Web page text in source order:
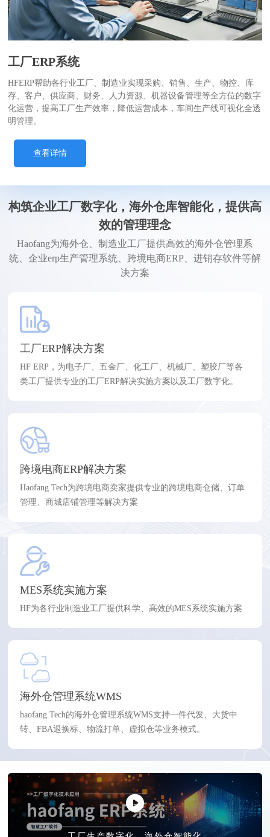
工厂ERP系统
HFERP帮助各行业工厂、制造业实现采购、销售、生产、物控、库
存、客户、供应商、财务、人力资源、机器设备管理等全方位的数字
化运营，提高工厂生产效率，降低运营成本，车间生产线可视化全透
明管理。
查看详情
构筑企业工厂数字化，海外仓库智能化，提供高
效的管理理念
Haofang为海外仓、制造业工厂提供高效的海外仓管理系
统、企业erp生产管理系统、跨境电商ERP、进销存软件等解
决方案
工厂ERP解决方案
HF ERP，为电子厂、五金厂、化工厂、机械厂、塑胶厂等各
类工厂提供专业的工厂ERP解决实施方案以及工厂数字化。
跨境电商ERP解决方案
Haofang Tech为跨境电商卖家提供专业的跨境电商仓储、订单
管理、商城店铺管理等解决方案
MES系统实施方案
HF为各行业制造业工厂提供科学、高效的MES系统实施方案
海外仓管理系统WMS
haofang Tech的海外仓管理系统WMS支持一件代发、大货中
转、FBA退换标、物流打单、虚拟仓等业务模式。